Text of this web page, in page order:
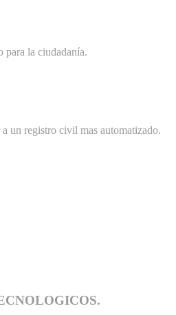
para la ciudadanía.
un registro civil mas automatizado.